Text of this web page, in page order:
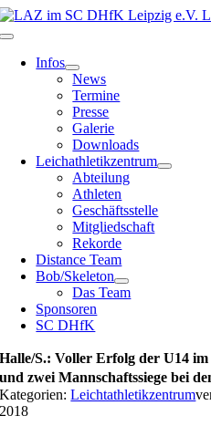
Zum
Inhalt
Toggle
Navigation
Infos
News
Termine
Presse
Galerie
Downloads
Leichathletikzentrum
Abteilung
Athleten
Geschäftsstelle
Mitgliedschaft
Rekorde
Distance Team
Bob/Skeleton
Das Team
Sponsoren
SC DHfK
Halle/S.: Voller Erfolg der U14
und zwei Mannschaftssiege bei
Kategorien:Leichtathletikzentrum
2018